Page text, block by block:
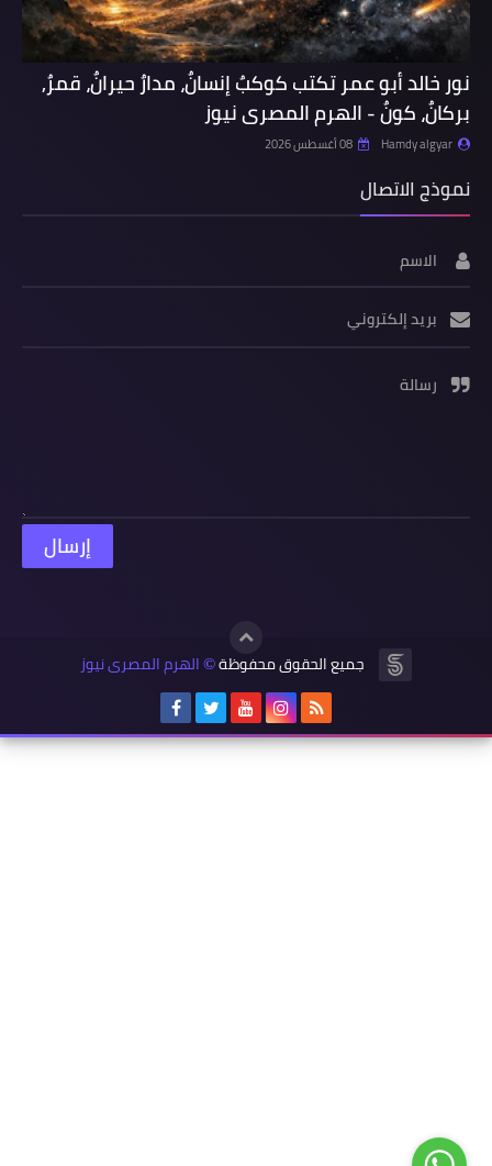
نور خالد أبو عمر تكتب كوكبٌ إنسانٌ، مدارٌ حيرانٌ، قمرٌ,
بركانٌ، كونٌ - الهرم المصرى نيوز
Hamdy algyar 08 أغسطس 2026
نموذج الاتصال
الاسم
بريد إلكتروني
رسالة
جميع الحقوق محفوظة© الهرم المصرى نيوز